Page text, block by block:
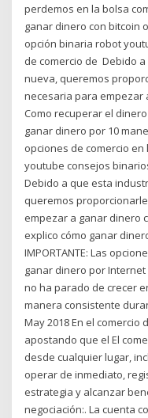
perdemos en la bolsa
ganar dinero con bitcoin
opción binaria robot
de comercio de Debido
nueva, queremos
necesaria para empezar
Como recuperar el
ganar dinero por 10
opciones de comercio
youtube consejos
Debido a que esta
queremos
empezar a ganar dinero
explico cómo ganar
IMPORTANTE: Las
ganar dinero por
no ha parado de crecer
manera consistente
May 2018 En el
apostando que el El
desde cualquier lugar,
operar de inmediato,
estrategia y alcanzar
negociación:. La cuenta